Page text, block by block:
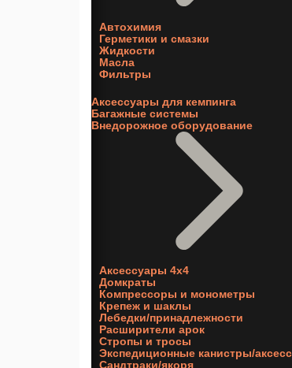
Автохимия
Герметики и смазки
Жидкости
Масла
Фильтры
Аксессуары для кемпинга
Багажные системы
Внедорожное оборудование
Аксессуары 4х4
Домкраты
Компрессоры и монометры
Крепеж и шаклы
Лебедки/принадлежности
Расширители арок
Стропы и тросы
Экспедиционные канистры/
Сандтраки/якоря